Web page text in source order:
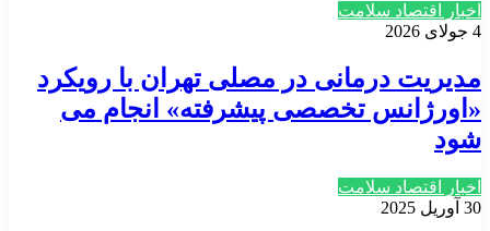
اخبار اقتصاد سلامت
4 جولای 2026
مدیریت درمانی در مصلی تهران با رویکرد
«اورژانس تخصصی پیشرفته» انجام می
شود
اخبار اقتصاد سلامت
30 آوریل 2025